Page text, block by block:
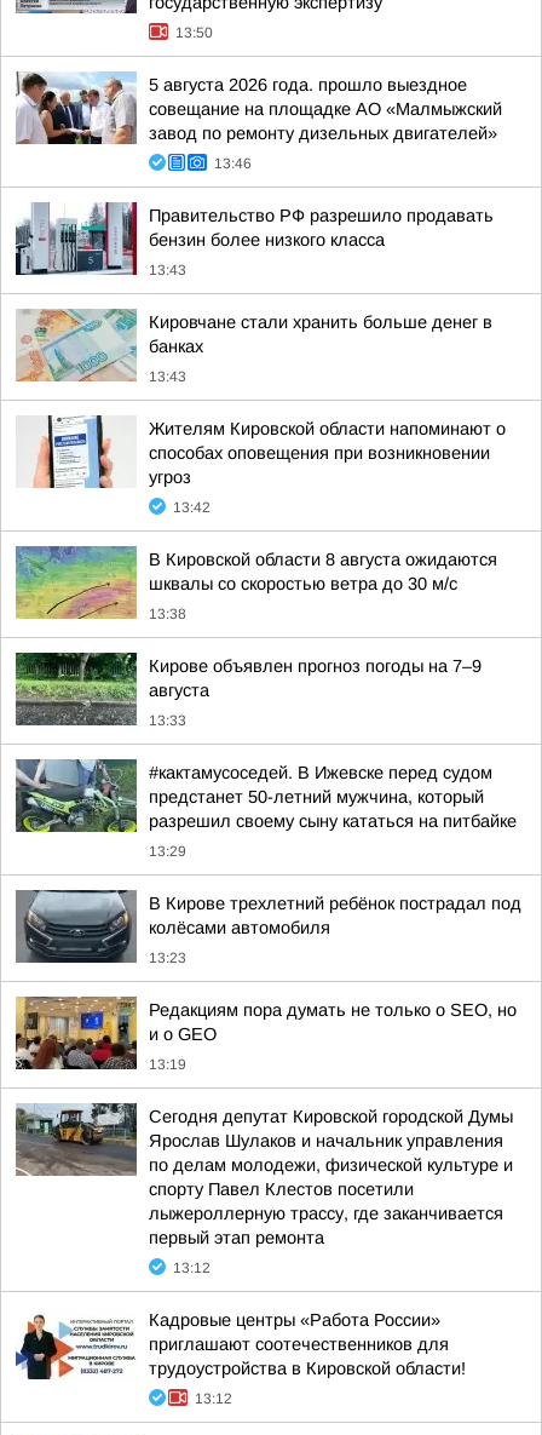
13:50
5 августа 2026 года. прошло выездное
совещание на площадке АО «Малмыжский
завод по ремонту дизельных двигателей»
13:46
Правительство РФ разрешило продавать
бензин более низкого класса
13:43
Кировчане стали хранить больше денег в
банках
13:43
Жителям Кировской области напоминают о
способах оповещения при возникновении
угроз
13:42
В Кировской области 8 августа ожидаются
шквалы со скоростью ветра до 30 м/с
13:38
Кирове объявлен прогноз погоды на 7–9
августа
13:33
#кактамусоседей. В Ижевске перед судом
предстанет 50-летний мужчина, который
разрешил своему сыну кататься на питбайке
13:29
В Кирове трехлетний ребёнок пострадал под
колёсами автомобиля
13:23
Редакциям пора думать не только о SEO, но
и о GEO
13:19
Сегодня депутат Кировской городской Думы
Ярослав Шулаков и начальник управления
по делам молодежи, физической культуре и
спорту Павел Клестов посетили
лыжероллерную трассу, где заканчивается
первый этап ремонта
13:12
Кадровые центры «Работа России»
приглашают соотечественников для
трудоустройства в Кировской области!
13:12